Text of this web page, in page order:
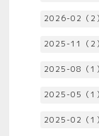
2026-02（2）
2025-11（2）
2025-08（1）
2025-05（1）
2025-02（1）